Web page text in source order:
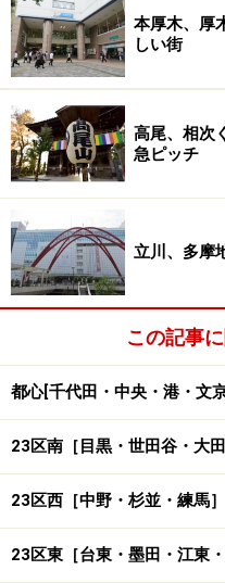
も積極的に取り組んでい
東武鉄道では2007年9
「EQUIA川越」をオープ
舗を加え、全18店舗と
の改札外に作られたショ
ほかファッション・コス
高い女性客をメインター
す。
また、東急蒲田駅に直
この10月にリニューア
補強工事に合わせて、駅
代前半の女性に、3階は
セス層に特化したファッ
いうことです。
なお、蒲田駅では昨年、
本厚木、厚
しい街
高尾、相次
急ピッチ
立川、多摩
この記事
都心[千代田・中央・港・文
23区南［目黒・世田谷・大田
23区西［中野・杉並・練馬］
23区東［台東・墨田・江東